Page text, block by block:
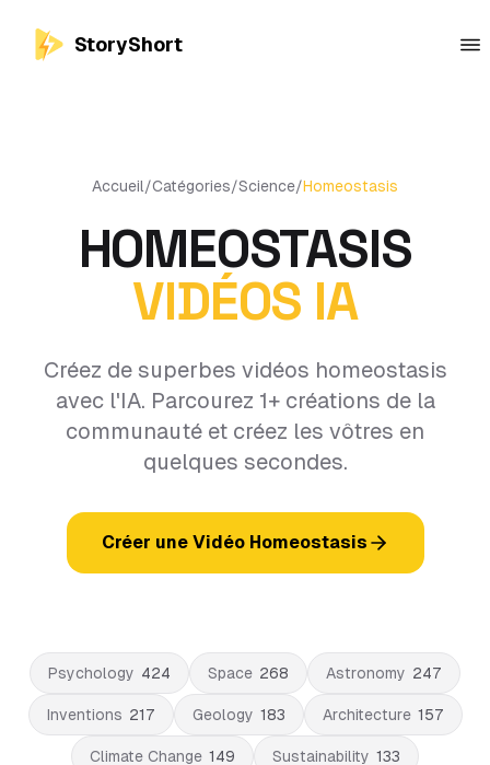
StoryShort
Accueil/Catégories/Science/Homeostasis
HOMEOSTASIS
VIDÉOS IA
Créez de superbes vidéos homeostasis
avec l'IA. Parcourez 1+ créations de la
communauté et créez les vôtres en
quelques secondes.
Créer une Vidéo Homeostasis
Psychology 424 Space 268 Astronomy 247
Inventions 217 Geology 183 Architecture 157
Climate Change 149 Sustainability 133